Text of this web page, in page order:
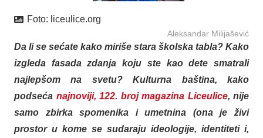
Foto: liceulice.org
Aleksandar Milijašević
Da li se sećate kako miriše stara školska tabla? Kako
izgleda fasada zdanja koju ste kao dete smatrali
najlepšom na svetu? Kulturna baština, kako
podseća najnoviji, 122. broj magazina Liceulice, nije
samo zbirka spomenika i umetnina (ona je živi
prostor u kome se sudaraju ideologije, identiteti i,